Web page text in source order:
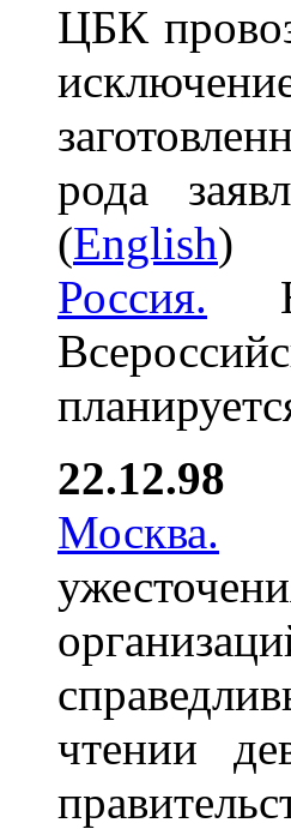
ЦБК
рода
(English)
Россия.
22.12.98
Москва.
чтении